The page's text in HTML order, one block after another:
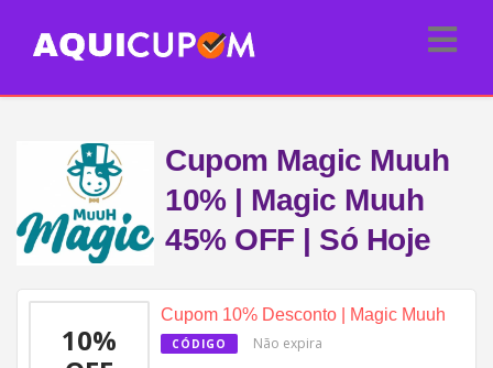
Cupom Magic Muuh
10% | Magic Muuh
45% OFF | Só Hoje
10%
Cupom 10% Desconto | Magic Muuh
CÓDIGO Não expira